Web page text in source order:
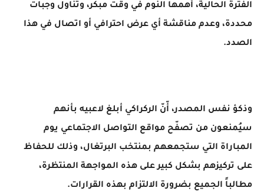
الفترة الحالية، أهمها النوم في وقت مبكر، وتناول وجبات
محددة، وعدم مناقشة أي عرض احترافي أو اتصال في هذا
الصدد.
وذكؤ نفس المصدر، أّنّ الركراكي أبلغ لاعبيه بأنهم
سيُمنعون من تصفّح مواقع التواصل الاجتماعي يوم
المباراة التي ستجمعهم بمنتخب البرتغال، وذلك للحفاظ
على تركيزهم بشكل كبير على هذه المواجهة المنتظرة،
مطالباً الجميع بضرورة الالتزام بهذه القرارات.